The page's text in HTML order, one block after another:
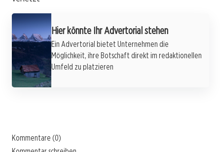
Hier könnte Ihr Advertorial stehen
Ein Advertorial bietet Unternehmen die
Möglichkeit, ihre Botschaft direkt im redaktionellen
Umfeld zu platzieren
Kommentare (0)